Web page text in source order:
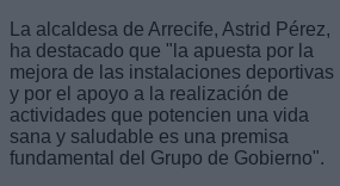
La alcaldesa de Arrecife, Astrid Pérez,
ha destacado que "la apuesta por la
mejora de las instalaciones deportivas
y por el apoyo a la realización de
actividades que potencien una vida
sana y saludable es una premisa
fundamental del Grupo de Gobierno".